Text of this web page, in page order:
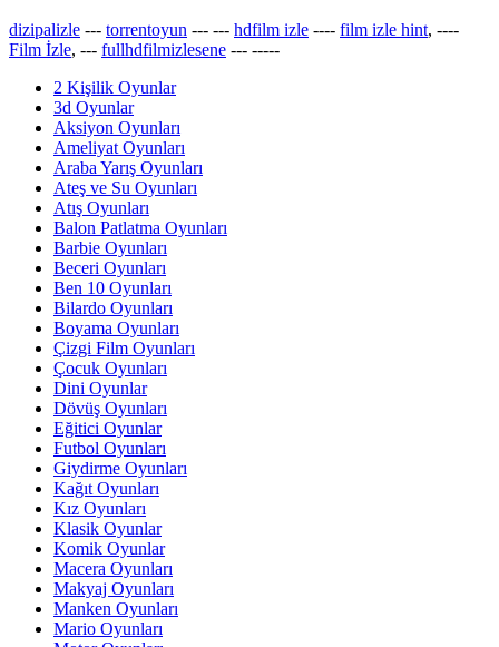
dizipalizle --- torrentoyun --- --- hdfilm izle ---- film izle hint, ----
Film İzle, --- fullhdfilmizlesene --- -----
2 Kişilik Oyunlar
3d Oyunlar
Aksiyon Oyunları
Ameliyat Oyunları
Araba Yarış Oyunları
Ateş ve Su Oyunları
Atış Oyunları
Balon Patlatma Oyunları
Barbie Oyunları
Beceri Oyunları
Ben 10 Oyunları
Bilardo Oyunları
Boyama Oyunları
Çizgi Film Oyunları
Çocuk Oyunları
Dini Oyunlar
Dövüş Oyunları
Eğitici Oyunlar
Futbol Oyunları
Giydirme Oyunları
Kağıt Oyunları
Kız Oyunları
Klasik Oyunlar
Komik Oyunlar
Macera Oyunları
Makyaj Oyunları
Manken Oyunları
Mario Oyunları